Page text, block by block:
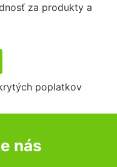
za produkty a
poplatkov
nás